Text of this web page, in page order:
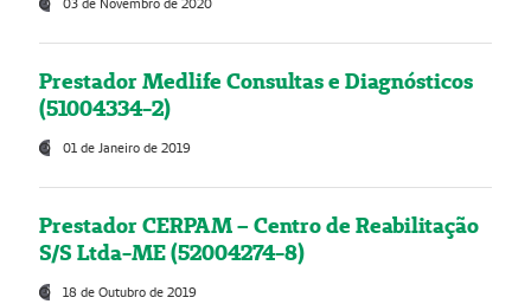
Prestador Medlife Consultas e Diagnósticos
(51004334-2)
01 de Janeiro de 2019
Prestador CERPAM – Centro de Reabilitação
S/S Ltda-ME (52004274-8)
18 de Outubro de 2019